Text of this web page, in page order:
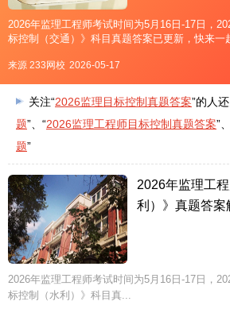
2026年监理工程师考试时间为5月16日-17日，
标控制（交通）》科目真题答案已更新，快来一
分>>2026年监理工程师目标控制（
来源 233网校 2026-05-17
关注“2026监理目标控制真题答案”的人
题”、“2026监理工程师目标控制真题答案”
题”
2026年监理工
利）》真题答案
2026年监理工程师考试时间为5月16日-17日，
标控制（水利）》科目真...